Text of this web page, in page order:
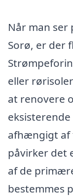
Når man
Sorø, er der
eller
at renovere
afhængigt af
påvirker det
af de
bestemmes